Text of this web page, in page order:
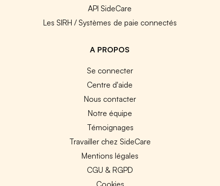
API SideCare
Les SIRH / Systèmes de paie connectés
A PROPOS
Se connecter
Centre d'aide
Nous contacter
Notre équipe
Témoignages
Travailler chez SideCare
Mentions légales
CGU & RGPD
Cookies